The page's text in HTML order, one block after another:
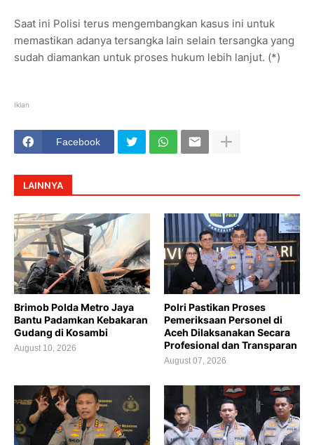
Saat ini Polisi terus mengembangkan kasus ini untuk
memastikan adanya tersangka lain selain tersangka yang
sudah diamankan untuk proses hukum lebih lanjut. (*)
Iklan
Facebook
LAINNYA
Brimob Polda Metro Jaya
Bantu Padamkan Kebakaran
Gudang di Kosambi
August 10, 2026
Polri Pastikan Proses
Pemeriksaan Personel di
Aceh Dilaksanakan Secara
Profesional dan Transparan
August 07, 2026